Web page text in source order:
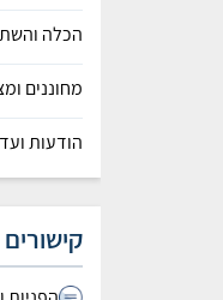
הכלה
מחוננים
הודעות